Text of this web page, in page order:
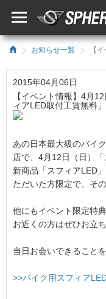
お知らせ一覧
2015年04月06日
【イベント情報】4月
ィアLED取付工賃無料
あの日本最大級のバイ
店で、4月12日（日）
新商品「スフィアLED
ただいた方限定で、そ
他にもイベント限定特
お近くの方はぜひお立
当日お会いできること
>>バイク用スフィア